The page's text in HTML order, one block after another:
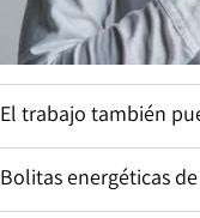
El trabajo también
Bolitas energéticas